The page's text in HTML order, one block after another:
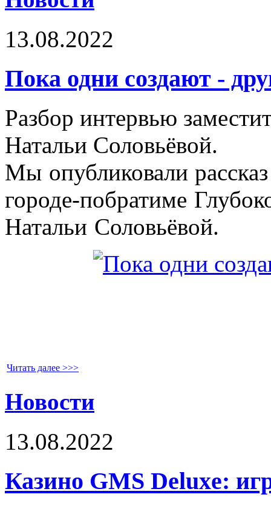
13.08.2022
Пока одни создают -
Разбор интервью
Натальи Соловьёвой.
Мы опубликовали
городе-побратиме
Натальи Соловьёвой.
Читать далее >>>
Новости
13.08.2022
Казино GMS Deluxe: